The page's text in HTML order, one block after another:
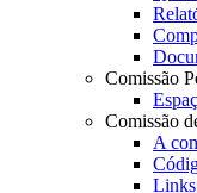
Comissão
Comissão
A
Links